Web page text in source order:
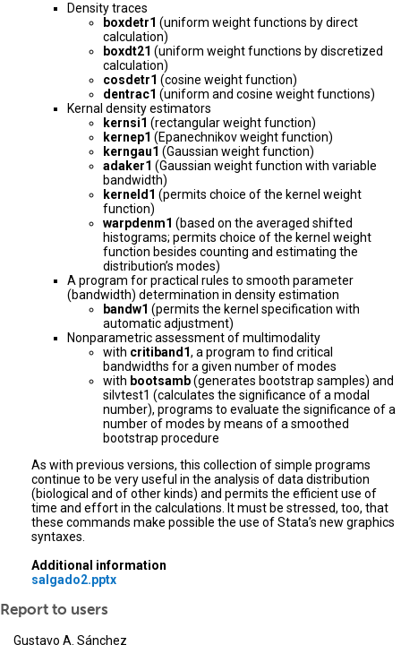
Density traces
boxdetr1 (uniform weight functions by direct
calculation)
boxdt21 (uniform weight functions by discretized
calculation)
cosdetr1 (cosine weight function)
dentrac1 (uniform and cosine weight functions)
Kernal density estimators
kernsi1 (rectangular weight function)
kernep1 (Epanechnikov weight function)
kerngau1 (Gaussian weight function)
adaker1 (Gaussian weight function with variable
bandwidth)
kerneld1 (permits choice of the kernel weight
function)
warpdenm1 (based on the averaged shifted
histograms; permits choice of the kernel weight
function besides counting and estimating the
distribution’s modes)
A program for practical rules to smooth parameter
(bandwidth) determination in density estimation
bandw1 (permits the kernel specification with
automatic adjustment)
Nonparametric assessment of multimodality
with critiband1, a program to find critical
bandwidths for a given number of modes
with bootsamb(generates bootstrap samples) and
silvtest1 (calculates the significance of a modal
number), programs to evaluate the significance of a
number of modes by means of a smoothed
bootstrap procedure
As with previous versions, this collection of simple programs
continue to be very useful in the analysis of data distribution
(biological and of other kinds) and permits the efficient use of
time and effort in the calculations. It must be stressed, too, that
these commands make possible the use of Stata’s new graphics
syntaxes.
Additional information
salgado2.pptx
Report to users
Gustavo A. Sánchez